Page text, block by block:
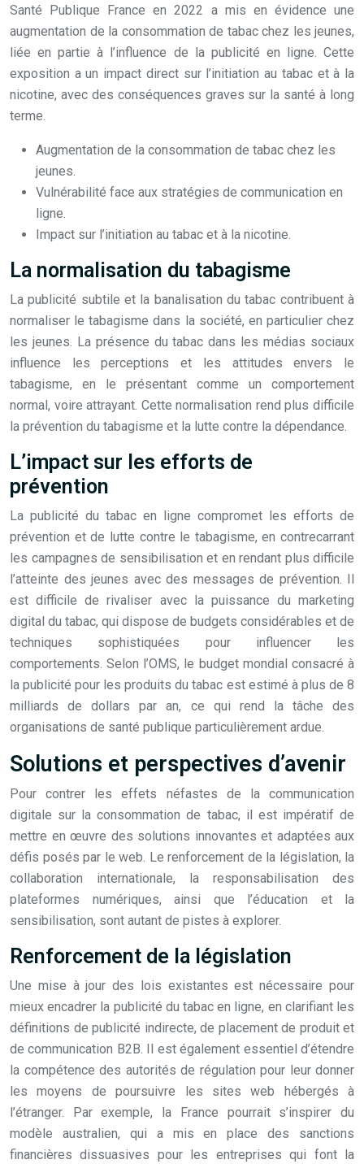
Santé Publique France en 2022 a mis en évidence une
augmentation de la consommation de tabac chez les jeunes,
liée en partie à l’influence de la publicité en ligne. Cette
exposition a un impact direct sur l’initiation au tabac et à la
nicotine, avec des conséquences graves sur la santé à long
terme.
Augmentation de la consommation de tabac chez les
jeunes.
Vulnérabilité face aux stratégies de communication en
ligne.
Impact sur l’initiation au tabac et à la nicotine.
La normalisation du tabagisme
La publicité subtile et la banalisation du tabac contribuent à
normaliser le tabagisme dans la société, en particulier chez
les jeunes. La présence du tabac dans les médias sociaux
influence les perceptions et les attitudes envers le
tabagisme, en le présentant comme un comportement
normal, voire attrayant. Cette normalisation rend plus difficile
la prévention du tabagisme et la lutte contre la dépendance.
L’impact sur les efforts de
prévention
La publicité du tabac en ligne compromet les efforts de
prévention et de lutte contre le tabagisme, en contrecarrant
les campagnes de sensibilisation et en rendant plus difficile
l’atteinte des jeunes avec des messages de prévention. Il
est difficile de rivaliser avec la puissance du marketing
digital du tabac, qui dispose de budgets considérables et de
techniques sophistiquées pour influencer les
comportements. Selon l’OMS, le budget mondial consacré à
la publicité pour les produits du tabac est estimé à plus de 8
milliards de dollars par an, ce qui rend la tâche des
organisations de santé publique particulièrement ardue.
Solutions et perspectives d’avenir
Pour contrer les effets néfastes de la communication
digitale sur la consommation de tabac, il est impératif de
mettre en œuvre des solutions innovantes et adaptées aux
défis posés par le web. Le renforcement de la législation, la
collaboration internationale, la responsabilisation des
plateformes numériques, ainsi que l’éducation et la
sensibilisation, sont autant de pistes à explorer.
Renforcement de la législation
Une mise à jour des lois existantes est nécessaire pour
mieux encadrer la publicité du tabac en ligne, en clarifiant les
définitions de publicité indirecte, de placement de produit et
de communication B2B. Il est également essentiel d’étendre
la compétence des autorités de régulation pour leur donner
les moyens de poursuivre les sites web hébergés à
l’étranger. Par exemple, la France pourrait s’inspirer du
modèle australien, qui a mis en place des sanctions
financières dissuasives pour les entreprises qui font la